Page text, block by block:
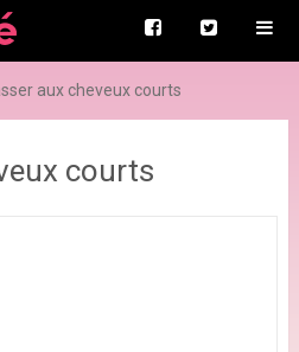
aux cheveux courts
courts